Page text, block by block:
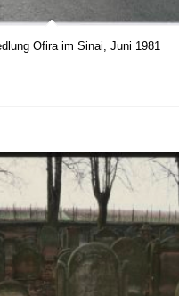
Ofira im Sinai, Juni 1981